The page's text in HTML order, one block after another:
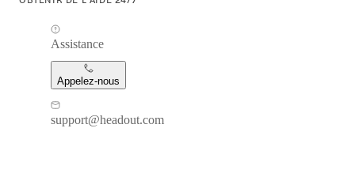
Assistance
Appelez-nous
support@headout.com